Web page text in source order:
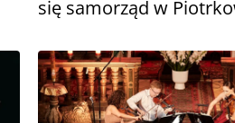
się samorząd w